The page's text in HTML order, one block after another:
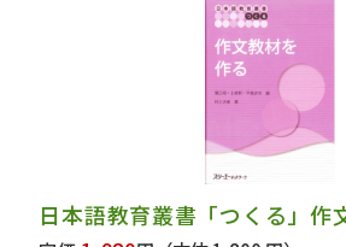
日本語教育叢書「つくる」作